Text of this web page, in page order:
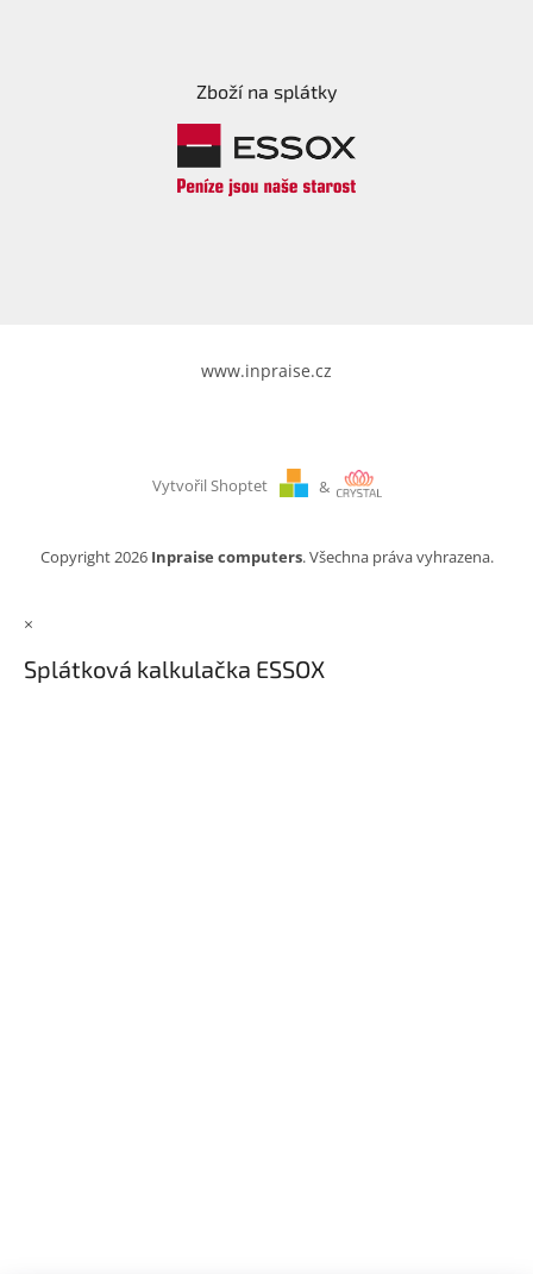
Zboží na splátky
www.inpraise.cz
Vytvořil Shoptet &
Copyright 2026 Inpraise computers. Všechna práva vyhrazena.
×
Splátková kalkulačka ESSOX